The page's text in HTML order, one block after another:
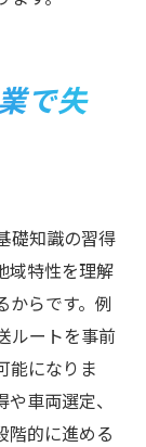
で失
礎知識の習得
域特性を理解
からです。例
ルートを事前
能になりま
車両選定、
階的に進める